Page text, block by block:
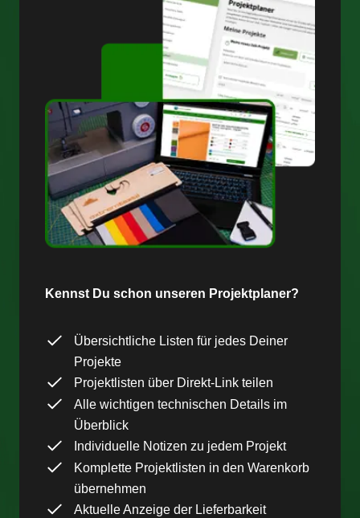
Kennst Du schon unseren Projektplaner?
Übersichtliche Listen für jedes Deiner
Projekte
Projektlisten über Direkt-Link teilen
Alle wichtigen technischen Details im
Überblick
Individuelle Notizen zu jedem Projekt
Komplette Projektlisten in den Warenkorb
übernehmen
Aktuelle Anzeige der Lieferbarkeit